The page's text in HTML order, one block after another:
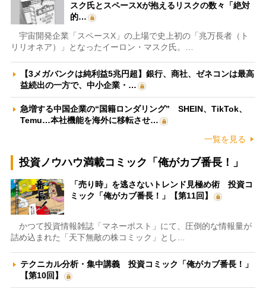
スク氏とスペースXが抱えるリスクの数々「絶対
的…
宇宙開発企業「スペースX」の上場で史上初の「兆万長者（ト
リリオネア）」となったイーロン・マスク氏。…
【3メガバンクは純利益5兆円超】銀行、商社、ゼネコンは最高
益続出の一方で、中小企業・…
急増する中国企業の“国籍ロンダリング” SHEIN、TikTok、
Temu…本社機能を海外に移転させ…
一覧を見る
投資ノウハウ満載コミック「俺がカブ番長！」
「売り時」を逃さないトレンド見極め術 投資コ
ミック「俺がカブ番長！」【第11回】
かつて投資情報雑誌「マネーポスト」にて、圧倒的な情報量が
詰め込まれた「天下無敵の株コミック」とし…
テクニカル分析・集中講義 投資コミック「俺がカブ番長！」
【第10回】